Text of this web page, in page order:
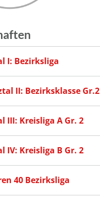
I: Bezirksliga
II: Bezirksklasse Gr.2
III: Kreisliga A Gr. 2
IV: Kreisliga B Gr. 2
40 Bezirksliga